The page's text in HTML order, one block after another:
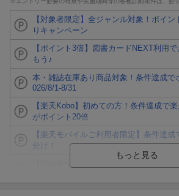
【対象者限定】全ジャンル対象！ポイ
りキャンペーン
【ポイント3倍】図書カードNEXT利用
もう♪
本・雑誌在庫あり商品対象！条件達成で
026/8/1-8/31
【楽天Kobo】初めての方！条件達成で
がポイント20倍
【楽天モバイルご利用者限定】条件達
分け！